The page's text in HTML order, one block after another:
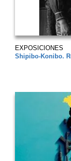
EXPOSICIONES
Shipibo-Konibo.